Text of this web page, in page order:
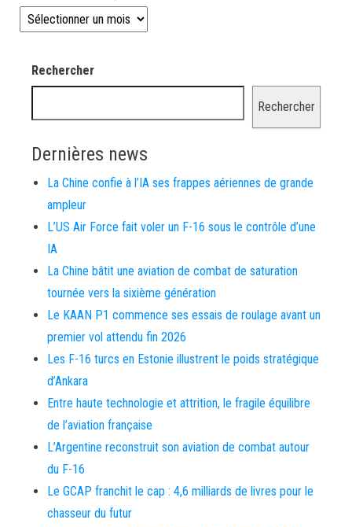
Les news depuis 2008
Rechercher
Rechercher
Dernières news
La Chine confie à l’IA ses frappes aériennes de grande
ampleur
L’US Air Force fait voler un F-16 sous le contrôle d’une
IA
La Chine bâtit une aviation de combat de saturation
tournée vers la sixième génération
Le KAAN P1 commence ses essais de roulage avant un
premier vol attendu fin 2026
Les F-16 turcs en Estonie illustrent le poids stratégique
d’Ankara
Entre haute technologie et attrition, le fragile équilibre
de l’aviation française
L’Argentine reconstruit son aviation de combat autour
du F-16
Le GCAP franchit le cap : 4,6 milliards de livres pour le
chasseur du futur